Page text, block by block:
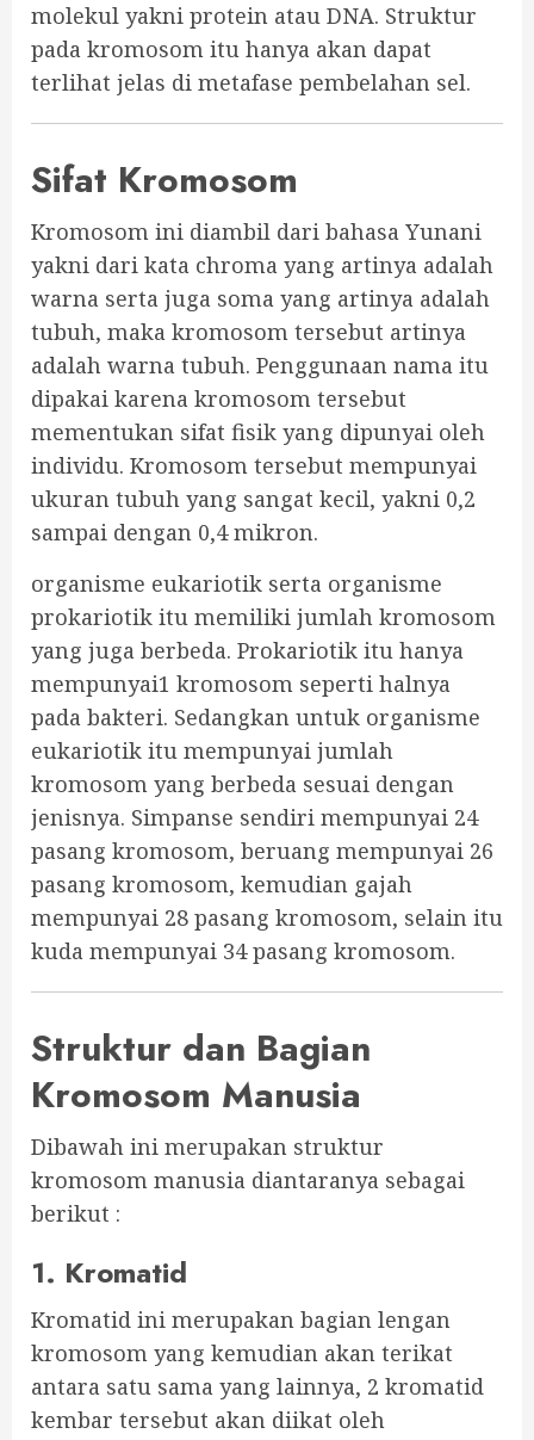
molekul yakni protein atau DNA. Struktur
pada kromosom itu hanya akan dapat
terlihat jelas di metafase pembelahan sel.
Sifat Kromosom
Kromosom ini diambil dari bahasa Yunani
yakni dari kata chroma yang artinya adalah
warna serta juga soma yang artinya adalah
tubuh, maka kromosom tersebut artinya
adalah warna tubuh. Penggunaan nama itu
dipakai karena kromosom tersebut
mementukan sifat fisik yang dipunyai oleh
individu. Kromosom tersebut mempunyai
ukuran tubuh yang sangat kecil, yakni 0,2
sampai dengan 0,4 mikron.
organisme eukariotik serta organisme
prokariotik itu memiliki jumlah kromosom
yang juga berbeda. Prokariotik itu hanya
mempunyai1 kromosom seperti halnya
pada bakteri. Sedangkan untuk organisme
eukariotik itu mempunyai jumlah
kromosom yang berbeda sesuai dengan
jenisnya. Simpanse sendiri mempunyai 24
pasang kromosom, beruang mempunyai 26
pasang kromosom, kemudian gajah
mempunyai 28 pasang kromosom, selain itu
kuda mempunyai 34 pasang kromosom.
Struktur dan Bagian
Kromosom Manusia
Dibawah ini merupakan struktur
kromosom manusia diantaranya sebagai
berikut :
1. Kromatid
Kromatid ini merupakan bagian lengan
kromosom yang kemudian akan terikat
antara satu sama yang lainnya, 2 kromatid
kembar tersebut akan diikat oleh